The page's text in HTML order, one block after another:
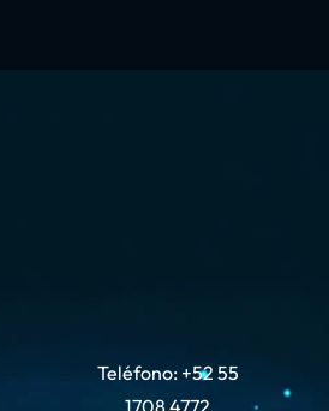
Teléfono: +52 55